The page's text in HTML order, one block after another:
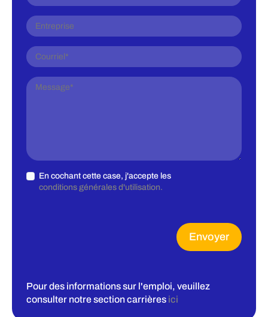
En cochant cette case, j'accepte les
conditions générales d'utilisation.
Envoyer
Pour des informations sur l'emploi, veuillez
consulter notre section carrières ici